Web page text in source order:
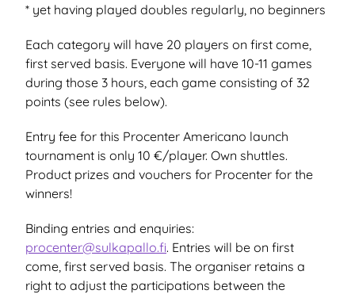
* yet having played doubles regularly, no beginners
Each category will have 20 players on first come,
first served basis. Everyone will have 10-11 games
during those 3 hours, each game consisting of 32
points (see rules below).
Entry fee for this Procenter Americano launch
tournament is only 10 €/player. Own shuttles.
Product prizes and vouchers for Procenter for the
winners!
Binding entries and enquiries:
procenter@sulkapallo.fi. Entries will be on first
come, first served basis. The organiser retains a
right to adjust the participations between the